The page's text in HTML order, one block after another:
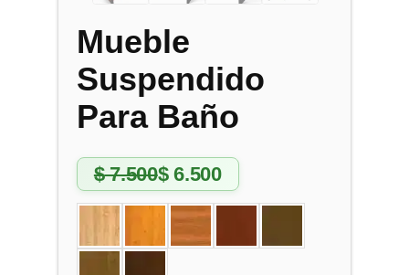
Mueble
Suspendido
Para Baño
$7.500E
l
r
$6.500
E
l
r